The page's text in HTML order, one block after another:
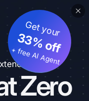
Zero
Get your
33% off
+ free AI Agent